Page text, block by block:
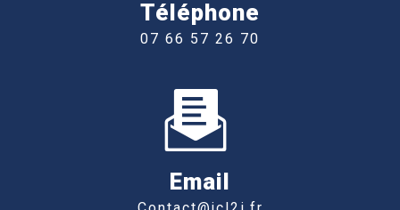
Téléphone
07 66 57 26 70
Email